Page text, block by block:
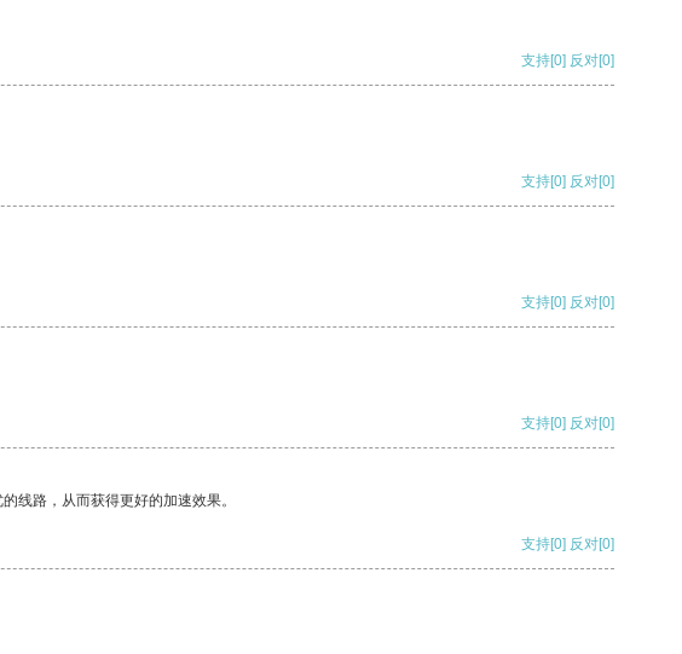
支持[0] 反对[0]
支持[0] 反对[0]
支持[0] 反对[0]
支持[0] 反对[0]
线路，从而获得更好的加速效果。
支持[0] 反对[0]